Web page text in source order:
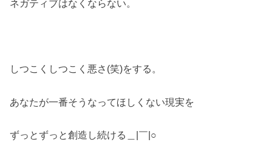
ネガティブはなくならない。
しつこくしつこく悪さ(笑)をする。
あなたが一番そうなってほしくない現実を
ずっとずっと創造し続ける＿|￣|○